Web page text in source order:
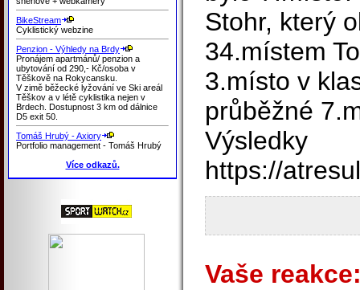
BikeStream
Cyklistický webzine
Penzion - Výhledy na Brdy
Pronájem apartmánů/ penzion a
ubytování od 290,- Kč/osoba v
Těškově na Rokycansku.
V zimě běžecké lyžování ve Ski areál
Těškov a v létě cyklistika nejen v
Brdech. Dostupnost 3 km od dálnice
D5 exit 50.
Tomáš Hrubý - Axiory
Portfolio management - Tomáš Hrubý
Více odkazů.
Stohr, který
34.místem
3.místo v
průběžné
Výsledky
https://
Vaše